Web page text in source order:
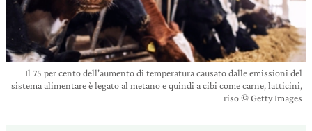
Il 75 per cento dell'aumento di temperatura causato dalle emissioni del
sistema alimentare è legato al metano e quindi a cibi come carne, latticini,
riso © Getty Images